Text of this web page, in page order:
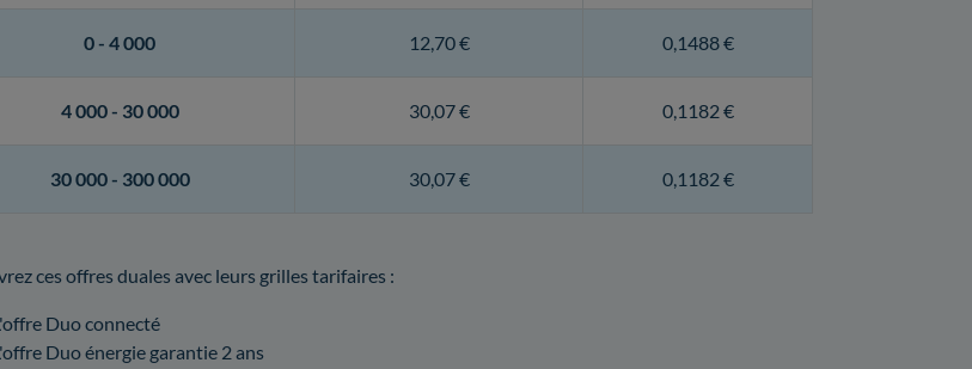
0 -4 000 12,70 € 0,1488 €
4 000 - 30 000 30,07 € 0,1182 €
30 000 - 300 000 30,07 € 0,1182 €
ces offres duales avec leurs grilles tarifaires :
Duo connecté
Duo énergie garantie 2 ans